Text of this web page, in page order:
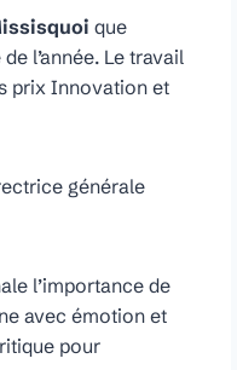
que
l’année. Le travail
prix Innovation et
générale
l’importance de
avec émotion et
pour